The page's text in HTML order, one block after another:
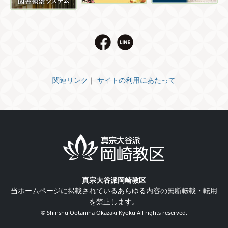
関連リンク ｜ サイトの利用にあたって
真宗大谷派岡崎教区
当ホームページに掲載されているあらゆる内容の無断転載・転用
を禁止します。
© Shinshu Ootaniha Okazaki Kyoku All rights reserved.